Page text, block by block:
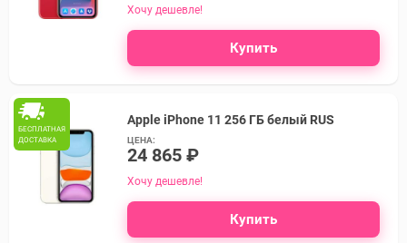
Хочу дешевле!
Купить
БЕСПЛАТНАЯ
ДОСТАВКА
Apple iPhone 11 256 ГБ белый RUS
ЦЕНА:
24 865 ₽
Хочу дешевле!
Купить